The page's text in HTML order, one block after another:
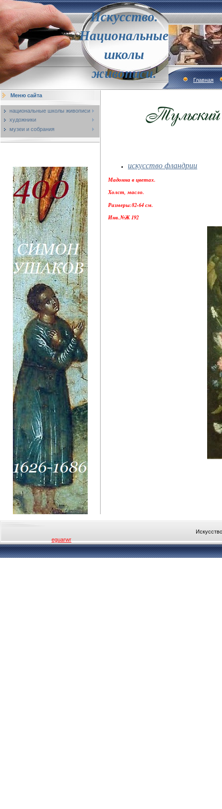
Искусство.
Национальные
школы
живописи.
Главная
Меню сайта
национальные школы живописи
художники
музеи и собрания
искусство фландрии
Мадонна в цветах.
Холст, масло.
Размеры:82-64 см.
Инв.№Ж 192
eguarwr